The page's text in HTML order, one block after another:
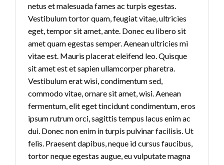
netus et malesuada fames ac turpis egestas.
Vestibulum tortor quam, feugiat vitae, ultricies
eget, tempor sit amet, ante. Donec eu libero sit
amet quam egestas semper. Aenean ultricies mi
vitae est. Mauris placerat eleifend leo. Quisque
sit amet est et sapien ullamcorper pharetra.
Vestibulum erat wisi, condimentum sed,
commodo vitae, ornare sit amet, wisi. Aenean
fermentum, elit eget tincidunt condimentum, eros
ipsum rutrum orci, sagittis tempus lacus enim ac
dui. Donec non enim in turpis pulvinar facilisis. Ut
felis. Praesent dapibus, neque id cursus faucibus,
tortor neque egestas augue, eu vulputate magna